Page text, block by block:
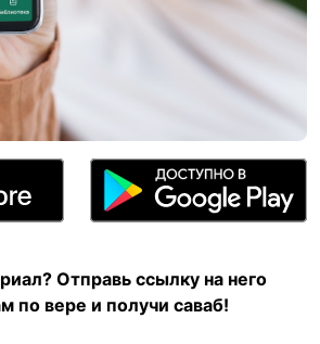
Отправь ссылку на него
по вере и получи саваб!